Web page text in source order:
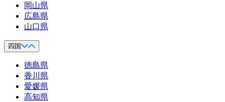
岡山県
広島県
山口県
四国
徳島県
香川県
愛媛県
高知県